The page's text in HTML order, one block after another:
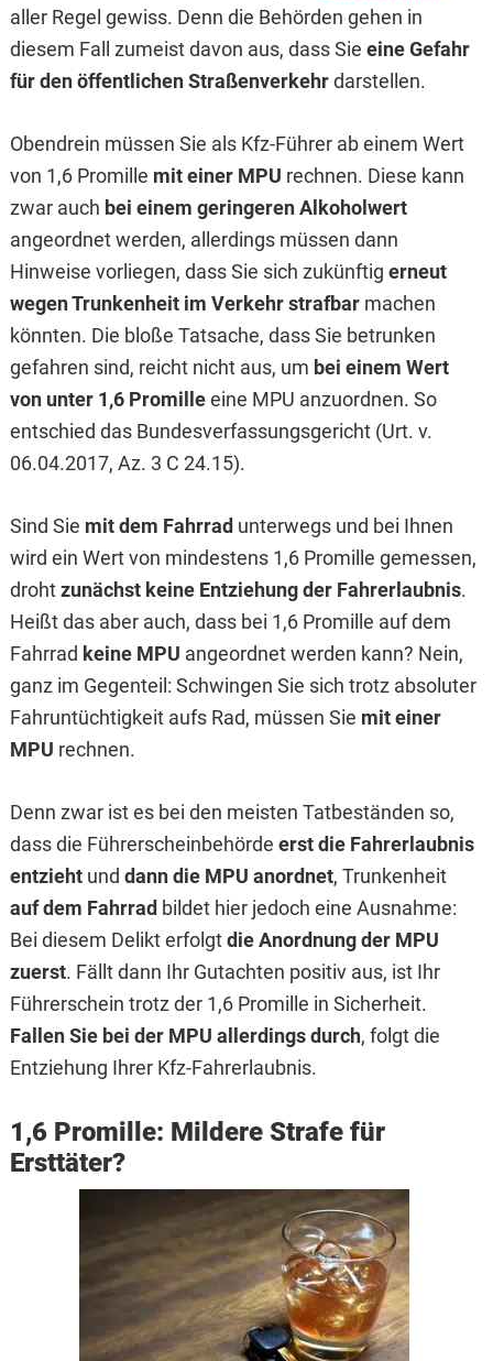
aller Regel gewiss. Denn die Behörden gehen in
diesem Fall zumeist davon aus, dass Sie eine Gefahr
für den öffentlichen Straßenverkehrdarstellen.
Obendrein müssen Sie als Kfz-Führer ab einem Wert
von 1,6 Promille mit einer MPU rechnen. Diese kann
zwar auch bei einem geringeren Alkoholwert
angeordnet werden, allerdings müssen dann
Hinweise vorliegen, dass Sie sich zukünftig erneut
wegen Trunkenheit im Verkehr strafbar machen
könnten. Die bloße Tatsache, dass Sie betrunken
gefahren sind, reicht nicht aus, um bei einem Wert
von unter 1,6 Promilleeine MPU anzuordnen. So
entschied das Bundesverfassungsgericht (Urt. v.
06.04.2017, Az. 3 C 24.15).
Sind Sie mit dem Fahrrad unterwegs und bei Ihnen
wird ein Wert von mindestens 1,6 Promille gemessen,
drohtzunächst keine Entziehung der Fahrerlaubnis.
Heißt das aber auch, dass bei 1,6 Promille auf dem
Fahrrad keine MPU angeordnet werden kann? Nein,
ganz im Gegenteil: Schwingen Sie sich trotz absoluter
Fahruntüchtigkeit aufs Rad, müssen Sie mit einer
MPU rechnen.
Denn zwar ist es bei den meisten Tatbeständen so,
dass die Führerscheinbehörde erst die Fahrerlaubnis
entziehtund dann die MPU anordnet, Trunkenheit
auf dem Fahrrad bildet hier jedoch eine Ausnahme:
Bei diesem Delikt erfolgtdie Anordnung der MPU
zuerst. Fällt dann Ihr Gutachten positiv aus, ist Ihr
Führerschein trotz der 1,6 Promille in Sicherheit.
Fallen Sie bei der MPU allerdings durch, folgt die
Entziehung Ihrer Kfz-Fahrerlaubnis.
1,6 Promille: Mildere Strafe für
Ersttäter?